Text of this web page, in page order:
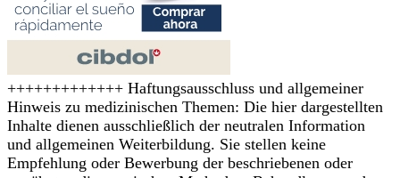
+++++++++++++ Haftungsausschluss und allgemeiner
Hinweis zu medizinischen Themen: Die hier dargestellten
Inhalte dienen ausschließlich der neutralen Information
und allgemeinen Weiterbildung. Sie stellen keine
Empfehlung oder Bewerbung der beschriebenen oder